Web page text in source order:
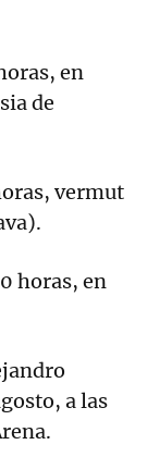
en
de
vermut
horas, en
a las